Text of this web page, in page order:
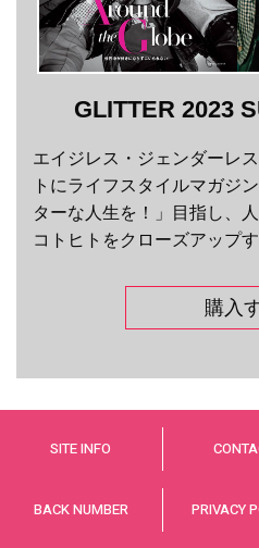
GLITTER 2023
エイジレス・ジェンダーレ
トにライフスタイルマガジ
ターな人生を！」目指し、
コトヒトをクローズアップ
購入
SITE INFO
BACK NUMBER PRIVACY